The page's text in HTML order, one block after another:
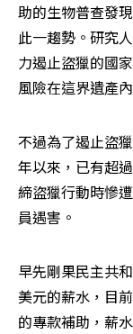
助的生物普查發
此一趨勢。研究
力遏止盜獵的國
風險在這界遺產
不過為了遏止盜
年以來，已有超
締盜獵行動時慘
員遇害。
早先剛果民主共
美元的薪水，目
的專款補助，薪